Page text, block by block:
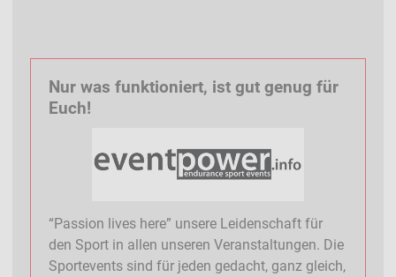
Nur was funktioniert, ist gut genug für
Euch!
“Passion lives here” unsere Leidenschaft für
den Sport in allen unseren Veranstaltungen. Die
Sportevents sind für jeden gedacht, ganz gleich,